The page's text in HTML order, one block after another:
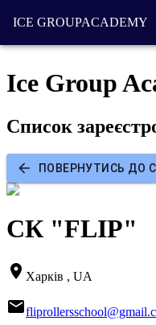
ICE GROUPACADEMY
Ice Group
Список
ПОВЕРНУТИСЬ ДО
СК "FLIP"
Харків , UA